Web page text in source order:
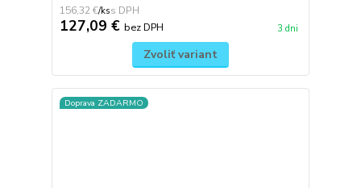
156,32 €/ks
127,09 € bez DPH 3 dni
Zvoliť variant
Doprava ZADARMO